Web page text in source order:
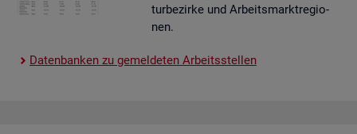
tur­be­zir­ke und Ar­beits­markt­re­gio­
nen.
Da­ten­ban­ken zu ge­mel­de­ten Ar­beits­stel­len